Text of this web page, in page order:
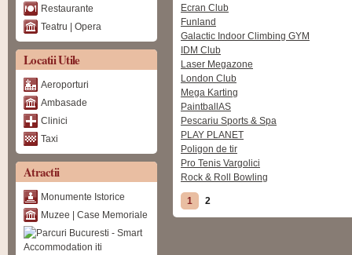
Restaurante
Teatru | Opera
Locatii Utile
Aeroporturi
Ambasade
Clinici
Taxi
Atractii
Monumente Istorice
Muzee | Case Memoriale
Ecran Club
Funland
Galactic Indoor Climbing GYM
IDM Club
Laser Megazone
London Club
Mega Karting
PaintballAS
Pescariu Sports & Spa
PLAY PLANET
Poligon de tir
Pro Tenis Vargolici
Rock & Roll Bowling
Pagini
1 2